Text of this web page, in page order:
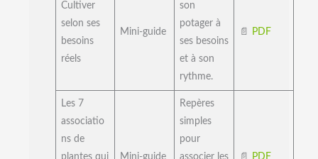
Cultiver
selon ses
besoins
réels
Mini-guide
son
potager à
ses besoins
et à son
rythme.
📄 PDF
Les 7
associatio
ns de
Repères
simples
pour